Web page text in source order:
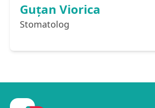
Guţan Viorica
Stomatolog